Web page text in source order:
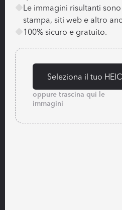
Sign In
Try Free
Le immagini risultanti
stampa, siti web e altro
100% sicuro e gratuito.
Seleziona il tuo HEIC
oppure trascina qui le
immagini